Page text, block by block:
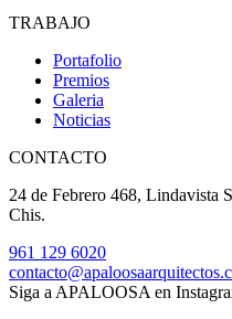
TRABAJO
Portafolio
Premios
Galeria
Noticias
CONTACTO
24 de Febrero 468, Lindavista
Chis.
961 129 6020
Siga a APALOOSA en